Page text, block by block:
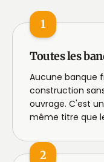
1
Toutes les
Aucune banque
construction
ouvrage. C'est
même titre que
2